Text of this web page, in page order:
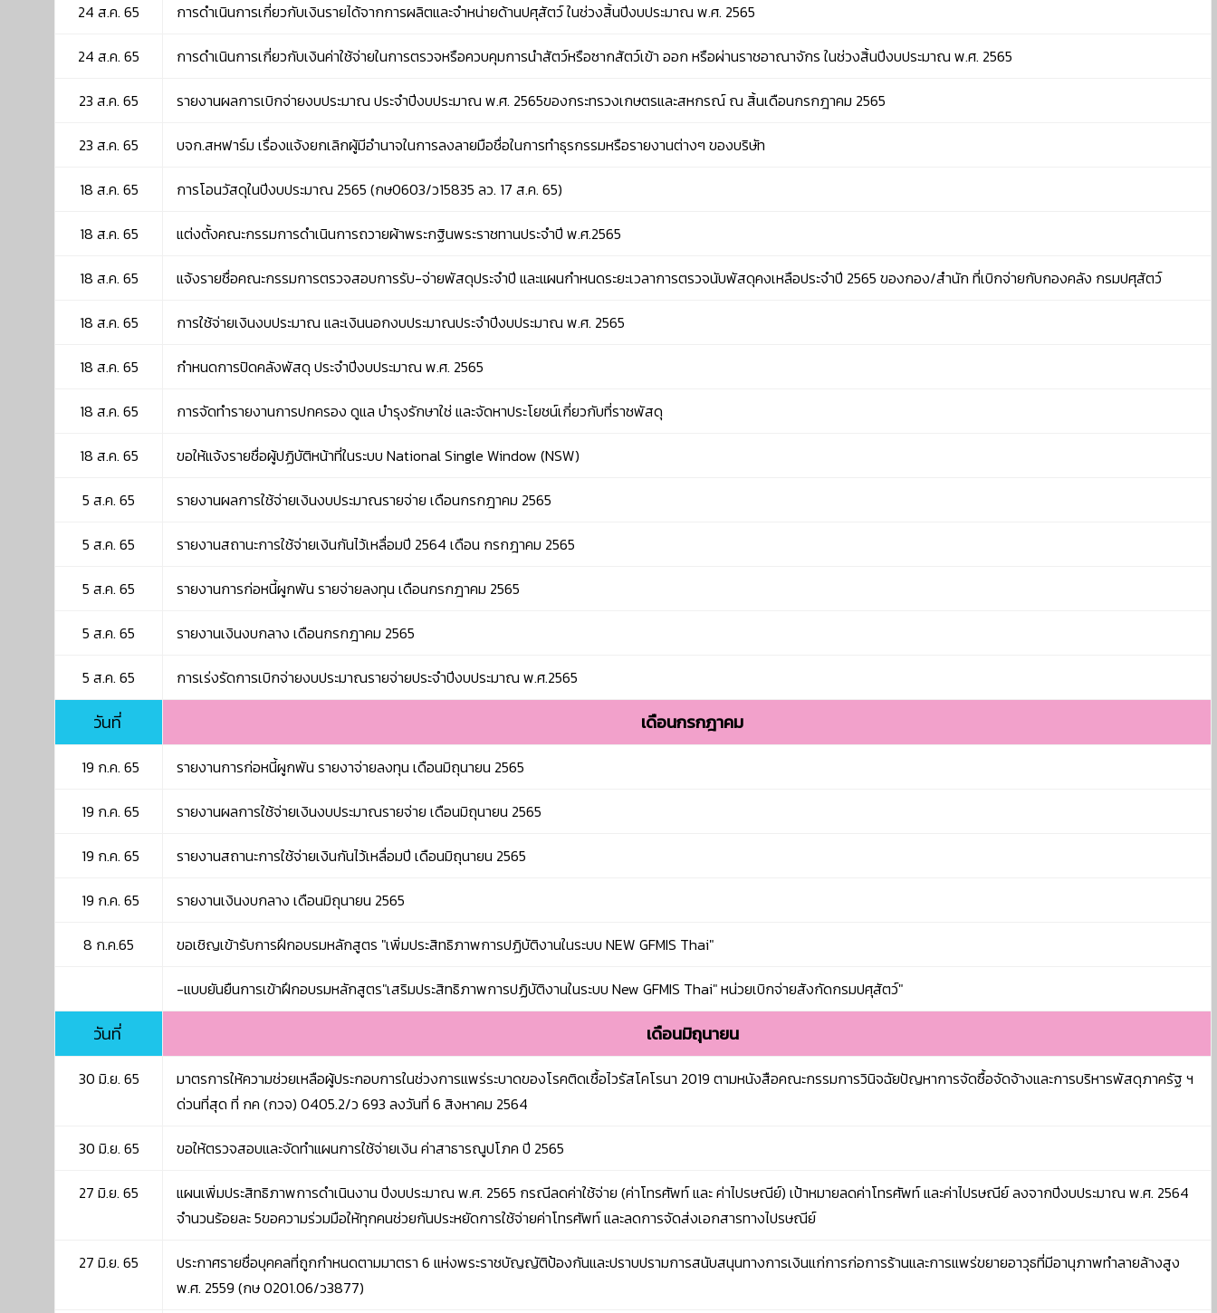
24 ส.ค. 65 การดำเนินการเกี่ยวกับเงินรายได้จากการผลิตและจำหน่ายด้านปศุสัตว์ ในช่วงสิ้นปีงบประมาณ พ.ศ. 2565
24 ส.ค. 65 การดำเนินการเกี่ยวกับเงินค่าใช้จ่ายในการตรวจหรือควบคุมการนำสัตว์หรือซากสัตว์เข้า ออก หรือผ่านราชอาณาจักร ในช่วงสิ้นปีงบประมาณ พ.ศ. 2565
23 ส.ค. 65 รายงานผลการเบิกจ่ายงบประมาณ ประจำปีงบประมาณ พ.ศ. 2565ของกระทรวงเกษตรและสหกรณ์ ณ สิ้นเดือนกรกฎาคม 2565
23 ส.ค. 65 บจก.สหฟาร์ม เรื่องแจ้งยกเลิกผู้มีอำนาจในการลงลายมือชื่อในการทำธุรกรรมหรือรายงานต่างๆ ของบริษัท
18 ส.ค. 65 การโอนวัสดุในปีงบประมาณ 2565 (กษ0603/ว15835 ลว. 17 ส.ค. 65)
18 ส.ค. 65 แต่งตั้งคณะกรรมการดำเนินการถวายผ้าพระกฐินพระราชทานประจำปี พ.ศ.2565
18 ส.ค. 65 แจ้งรายชื่อคณะกรรมการตรวจสอบการรับ-จ่ายพัสดุประจำปี และแผนกำหนดระยะเวลาการตรวจนับพัสดุคงเหลือประจำปี 2565 ของกอง/สำนัก ที่เบิกจ่ายกับกองคลัง กรมปศุสัตว์
18 ส.ค. 65 การใช้จ่ายเงินงบประมาณ และเงินนอกงบประมาณประจำปีงบประมาณ พ.ศ. 2565
18 ส.ค. 65 กำหนดการปิดคลังพัสดุ ประจำปีงบประมาณ พ.ศ. 2565
18 ส.ค. 65 การจัดทำรายงานการปกครอง ดูแล บำรุงรักษาใช่ และจัดหาประโยชน์เกี่ยวกับที่ราชพัสดุ
18 ส.ค. 65 ขอให้แจ้งรายชื่อผู้ปฏิบัติหน้าที่ในระบบ National Single Window (NSW)
5 ส.ค. 65 รายงานผลการใช้จ่ายเงินงบประมาณรายจ่าย เดือนกรกฎาคม 2565
5 ส.ค. 65 รายงานสถานะการใช้จ่ายเงินกันไว้เหลื่อมปี 2564 เดือน กรกฎาคม 2565
5 ส.ค. 65 รายงานการก่อหนี้ผูกพัน รายจ่ายลงทุน เดือนกรกฎาคม 2565
5 ส.ค. 65 รายงานเงินงบกลาง เดือนกรกฎาคม 2565
5 ส.ค. 65 การเร่งรัดการเบิกจ่ายงบประมาณรายจ่ายประจำปีงบประมาณ พ.ศ.2565
วันที่ เดือนกรกฎาคม
19 ก.ค. 65 รายงานการก่อหนี้ผูกพัน รายงาจ่ายลงทุน เดือนมิถุนายน 2565
19 ก.ค. 65 รายงานผลการใช้จ่ายเงินงบประมาณรายจ่าย เดือนมิถุนายน 2565
19 ก.ค. 65 รายงานสถานะการใช้จ่ายเงินกันไว้เหลื่อมปี เดือนมิถุนายน 2565
19 ก.ค. 65 รายงานเงินงบกลาง เดือนมิถุนายน 2565
8 ก.ค.65 ขอเชิญเข้ารับการฝึกอบรมหลักสูตร "เพิ่มประสิทธิภาพการปฏิบัติงานในระบบ NEW GFMIS Thai"
-แบบยันยืนการเข้าฝึกอบรมหลักสูตร"เสริมประสิทธิภาพการปฏิบัติงานในระบบ New GFMIS Thai" หน่วยเบิกจ่ายสังกัดกรมปศุสัตว์"
วันที่ เดือนมิถุนายน
30 มิ.ย. 65
มาตรการให้ความช่วยเหลือผู้ประกอบการในช่วงการแพร่ระบาดของโรคติดเชื้อไวรัสโคโรนา 2019 ตามหนังสือคณะกรรมการวินิจฉัยปัญหาการจัดซื้อจัดจ้างและการบริหารพัสดุภาครัฐ ฯ
ด่วนที่สุด ที่ กค (กวจ) 0405.2/ว 693 ลงวันที่ 6 สิงหาคม 2564
30 มิ.ย. 65 ขอให้ตรวจสอบและจัดทำแผนการใช้จ่ายเงิน ค่าสาธารณูปโภค ปี 2565
27 มิ.ย. 65
แผนเพิ่มประสิทธิภาพการดำเนินงาน ปีงบประมาณ พ.ศ. 2565 กรณีลดค่าใช้จ่าย (ค่าโทรศัพท์ และ ค่าไปรษณีย์) เป้าหมายลดค่าโทรศัพท์ และค่าไปรษณีย์ ลงจากปีงบประมาณ พ.ศ. 2564
จำนวนร้อยละ 5ขอความร่วมมือให้ทุกคนช่วยกันประหยัดการใช้จ่ายค่าโทรศัพท์ และลดการจัดส่งเอกสารทางไปรษณีย์
27 มิ.ย. 65
ประกาศรายชื่อบุคคลที่ถูกกำหนดตามมาตรา 6 แห่งพระราชบัญญัติป้องกันและปราบปรามการสนับสนุนทางการเงินแก่การก่อการร้านและการแพร่ขยายอาวุธที่มีอานุภาพทำลายล้างสูง
พ.ศ. 2559 (กษ 0201.06/ว3877)